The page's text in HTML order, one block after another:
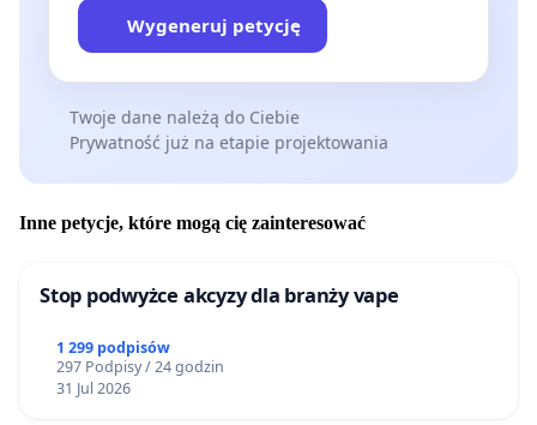
Wygeneruj petycję
Twoje dane należą do Ciebie
Prywatność już na etapie projektowania
Inne petycje, które mogą cię zainteresować
Stop podwyżce akcyzy dla branży vape
1 299 podpisów
297 Podpisy / 24 godzin
31 Jul 2026